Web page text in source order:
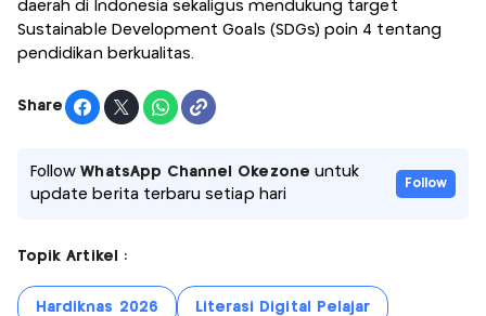
daerah di Indonesia sekaligus mendukung target
Sustainable Development Goals (SDGs) poin 4 tentang
pendidikan berkualitas.
Share
FollowWhatsApp Channel Okezone untuk
update berita terbaru setiap hari
Follow
Topik Artikel :
Hardiknas 2026 Literasi Digital Pelajar